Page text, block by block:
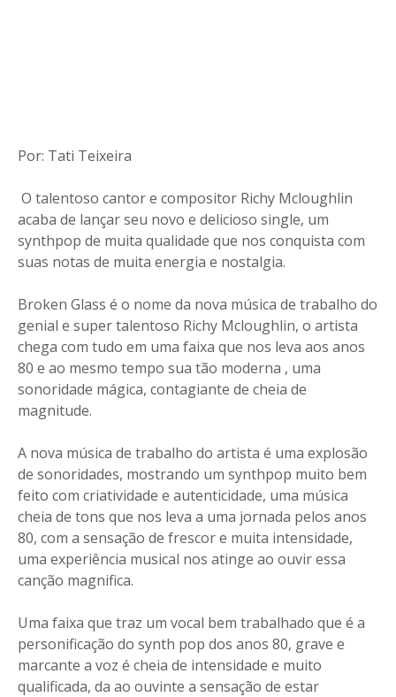
Por: Tati Teixeira
O talentoso cantor e compositor Richy Mcloughlin
acaba de lançar seu novo e delicioso single, um
synthpop de muita qualidade que nos conquista com
suas notas de muita energia e nostalgia.
Broken Glass é o nome da nova música de trabalho do
genial e super talentoso Richy Mcloughlin, o artista
chega com tudo em uma faixa que nos leva aos anos
80 e ao mesmo tempo sua tão moderna , uma
sonoridade mágica, contagiante de cheia de
magnitude.
A nova música de trabalho do artista é uma explosão
de sonoridades, mostrando um synthpop muito bem
feito com criatividade e autenticidade, uma música
cheia de tons que nos leva a uma jornada pelos anos
80, com a sensação de frescor e muita intensidade,
uma experiência musical nos atinge ao ouvir essa
canção magnifica.
Uma faixa que traz um vocal bem trabalhado que é a
personificação do synth pop dos anos 80, grave e
marcante a voz é cheia de intensidade e muito
qualificada, da ao ouvinte a sensação de estar